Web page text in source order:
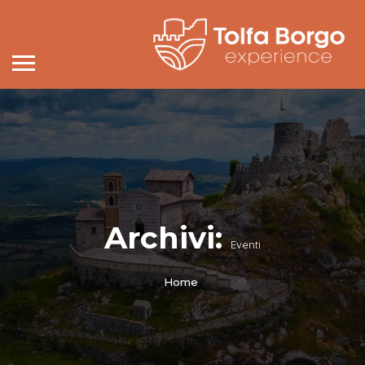
Archivi:Eventi
Home